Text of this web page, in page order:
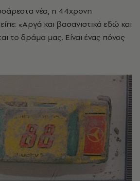
νέα, η 44χρονη
«Αργά και βασανιστικά εδώ και
το δράμα μας. Είναι ένας πόνος